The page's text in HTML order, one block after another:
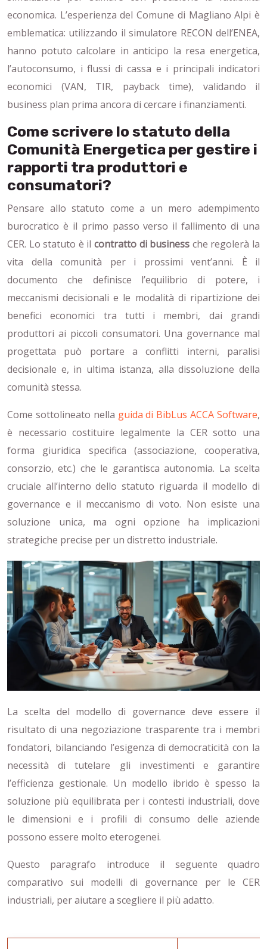
economica. L’esperienza del Comune di Magliano Alpi è
emblematica: utilizzando il simulatore RECON dell’ENEA,
hanno potuto calcolare in anticipo la resa energetica,
l’autoconsumo, i flussi di cassa e i principali indicatori
economici (VAN, TIR, payback time), validando il
business plan prima ancora di cercare i finanziamenti.
Come scrivere lo statuto della
Comunità Energetica per gestire i
rapporti tra produttori e
consumatori?
Pensare allo statuto come a un mero adempimento
burocratico è il primo passo verso il fallimento di una
CER. Lo statuto è il contratto di business che regolerà la
vita della comunità per i prossimi vent’anni. È il
documento che definisce l’equilibrio di potere, i
meccanismi decisionali e le modalità di ripartizione dei
benefici economici tra tutti i membri, dai grandi
produttori ai piccoli consumatori. Una governance mal
progettata può portare a conflitti interni, paralisi
decisionale e, in ultima istanza, alla dissoluzione della
comunità stessa.
Come sottolineato nella guida di BibLus ACCA Software,
è necessario costituire legalmente la CER sotto una
forma giuridica specifica (associazione, cooperativa,
consorzio, etc.) che le garantisca autonomia. La scelta
cruciale all’interno dello statuto riguarda il modello di
governance e il meccanismo di voto. Non esiste una
soluzione unica, ma ogni opzione ha implicazioni
strategiche precise per un distretto industriale.
La scelta del modello di governance deve essere il
risultato di una negoziazione trasparente tra i membri
fondatori, bilanciando l’esigenza di democraticità con la
necessità di tutelare gli investimenti e garantire
l’efficienza gestionale. Un modello ibrido è spesso la
soluzione più equilibrata per i contesti industriali, dove
le dimensioni e i profili di consumo delle aziende
possono essere molto eterogenei.
Questo paragrafo introduce il seguente quadro
comparativo sui modelli di governance per le CER
industriali, per aiutare a scegliere il più adatto.